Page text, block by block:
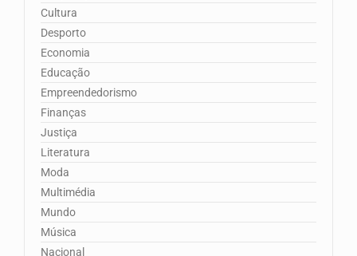
Cultura
Desporto
Economia
Educação
Empreendedorismo
Finanças
Justiça
Literatura
Moda
Multimédia
Mundo
Música
Nacional